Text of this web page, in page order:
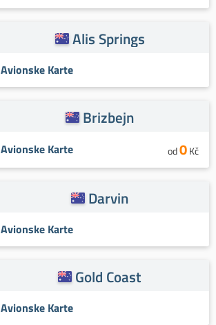
Alis Springs
Avionske Karte
Brizbejn
Avionske Karte od0Kč
Darvin
Avionske Karte
Gold Coast
Avionske Karte